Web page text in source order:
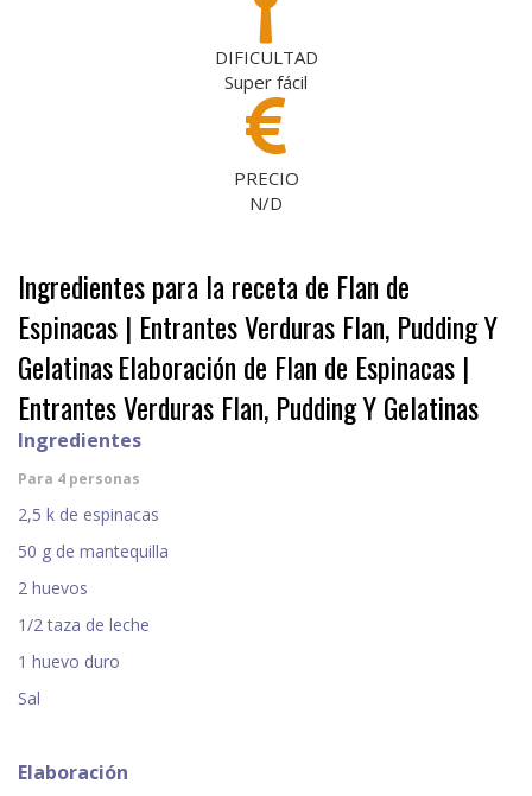
DIFICULTAD
Super fácil
PRECIO
N/D
Ingredientes para la receta de Flan de
Espinacas | Entrantes Verduras Flan, Pudding Y
GelatinasElaboración de Flan de Espinacas |
Entrantes Verduras Flan, Pudding Y Gelatinas
Ingredientes
Para 4 personas
2,5 k de espinacas
50 g de mantequilla
2 huevos
1/2 taza de leche
1 huevo duro
Sal
Elaboración